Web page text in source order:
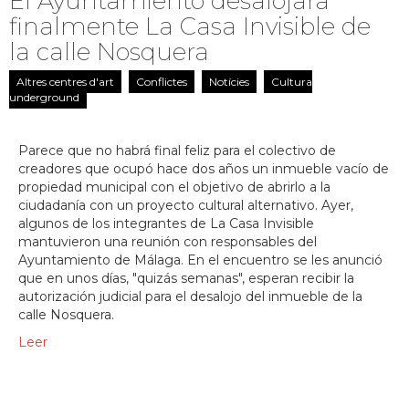
finalmente La Casa Invisible de
la calle Nosquera
Altres centres d'art Conflictes Notícies
Cultura
underground
Parece que no habrá final feliz para el colectivo de
creadores que ocupó hace dos años un inmueble vacío de
propiedad municipal con el objetivo de abrirlo a la
ciudadanía con un proyecto cultural alternativo. Ayer,
algunos de los integrantes de La Casa Invisible
mantuvieron una reunión con responsables del
Ayuntamiento de Málaga. En el encuentro se les anunció
que en unos días, "quizás semanas", esperan recibir la
autorización judicial para el desalojo del inmueble de la
calle Nosquera.
Leer